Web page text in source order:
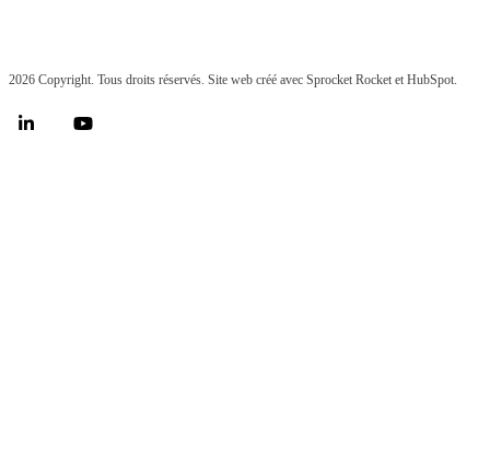
2026 Copyright. Tous droits réservés. Site web créé avec Sprocket Rocket et HubSpot.